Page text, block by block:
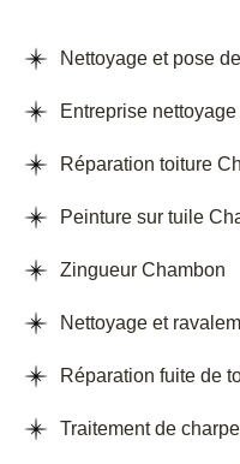
Nettoyage et pose
Entreprise
Réparation toiture
Peinture sur tuile
Zingueur Chambon
Nettoyage et
Réparation fuite de
Traitement de